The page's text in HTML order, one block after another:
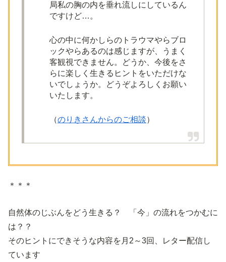
局私の胸の内を垂れ流しにしているん
ですけど…。
心の中に何かしらのトラウマやらブロ
ックやらあるのは感じますが、うまく
客観視できません。どうか、今後をさ
らに楽しく生きるヒントをいただけな
いでしょうか。どうぞよろしくお願い
いたします。
（のりきさんからのご相談）
＊＊＊
自然体のじぶんをどう生きる？ 「今」の流れをつかむに
は？？
そのヒントにできそうな内容を月2～3回、レター配信し
ています